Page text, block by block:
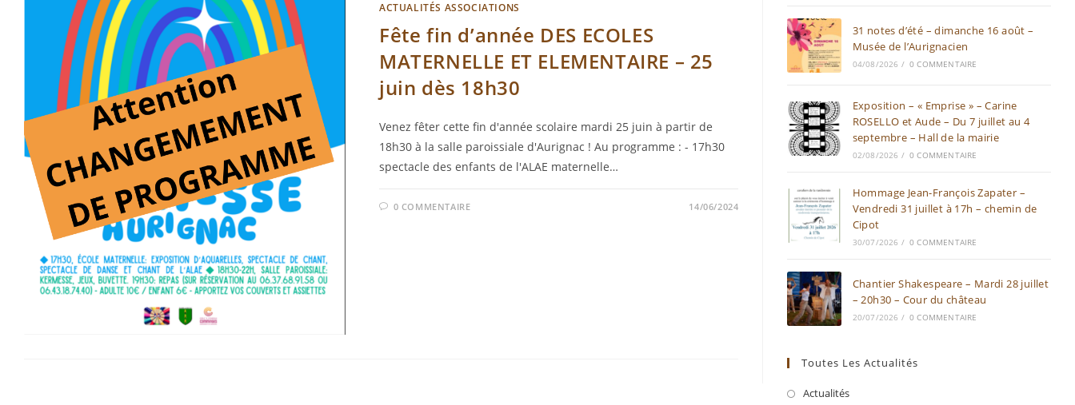
ACTUALITÉS ASSOCIATIONS
Fête fin d’année DES ECOLES
MATERNELLE ET ELEMENTAIRE – 25
juin dès 18h30
Venez fêter cette fin d'année scolaire mardi 25 juin à partir de
18h30 à la salle paroissiale d'Aurignac ! Au programme : - 17h30
spectacle des enfants de l'ALAE maternelle…
0 COMMENTAIRE 14/06/2024
31 notes d’été – dimanche 16 août –
Musée de l’Aurignacien
04/08/2026 / 0 COMMENTAIRE
Exposition – « Emprise » – Carine
ROSELLO et Aude – Du 7 juillet au 4
septembre – Hall de la mairie
02/08/2026 / 0 COMMENTAIRE
Hommage Jean-François Zapater –
Vendredi 31 juillet à 17h – chemin de
Cipot
30/07/2026 / 0 COMMENTAIRE
Chantier Shakespeare – Mardi 28 juillet
– 20h30 – Cour du château
20/07/2026 / 0 COMMENTAIRE
Toutes Les Actualités
Actualités